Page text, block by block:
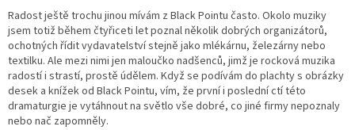
Radost ještě trochu jinou mívám z Black Pointu často. Okolo muziky
jsem totiž během čtyřiceti let poznal několik dobrých organizátorů,
ochotných řídit vydavatelství stejně jako mlékárnu, železárny nebo
textilku. Ale mezi nimi jen maloučko nadšenců, jimž je rocková muzika
radostí i strastí, prostě údělem. Když se podívám do plachty s obrázky
desek a knížek od Black Pointu, vím, že první i poslední ctí této
dramaturgie je vytáhnout na světlo vše dobré, co jiné firmy nepoznaly
nebo nač zapomněly.